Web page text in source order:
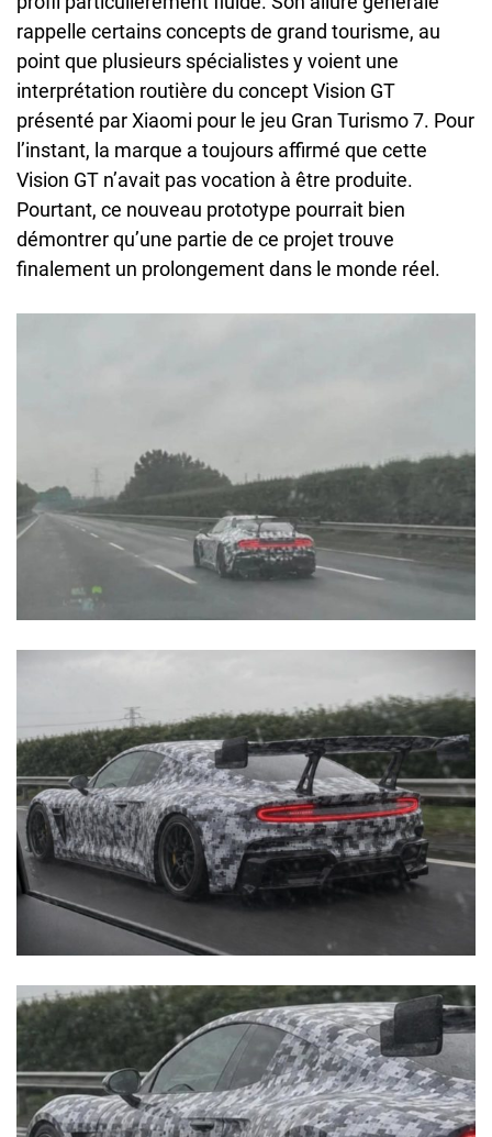
rappelle certains concepts de grand tourisme, au
point que plusieurs spécialistes y voient une
interprétation routière du concept Vision GT
présenté par Xiaomi pour le jeu Gran Turismo 7. Pour
l’instant, la marque a toujours affirmé que cette
Vision GT n’avait pas vocation à être produite.
Pourtant, ce nouveau prototype pourrait bien
démontrer qu’une partie de ce projet trouve
finalement un prolongement dans le monde réel.